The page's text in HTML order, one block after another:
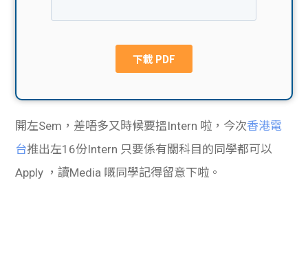
費貸
款
計數
機
Exc
Gui
de
開左Sem，差唔多又時候要搵Intern 啦，今次香港電
台推出左16份Intern 只要係有關科目的同學都可以
Apply ，讀Media 嘅同學記得留意下啦。